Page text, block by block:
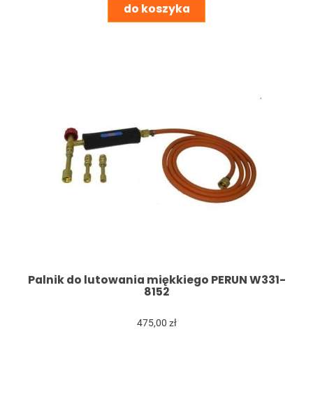
do koszyka
Palnik do lutowania miękkiego PERUN W331-
8152
475,00 zł